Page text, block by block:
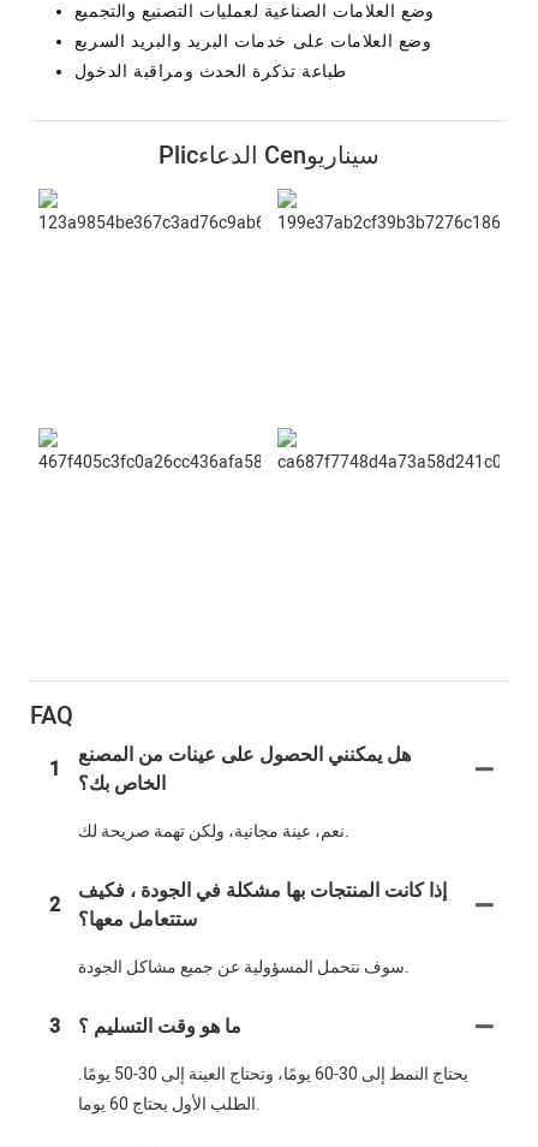
وضع العلامات الصناعية لعمليات التصنيع والتجميع
وضع العلامات على خدمات البريد والبريد السريع
طباعة تذكرة الحدث ومراقبة الدخول
Plicالدعاء Cenسيناريو
FAQ
1
هل يمكنني الحصول على عينات من المصنع
الخاص بك؟
نعم، عينة مجانية، ولكن تهمة صريحة لك.
2
إذا كانت المنتجات بها مشكلة في الجودة ، فكيف
ستتعامل معها؟
سوف نتحمل المسؤولية عن جميع مشاكل الجودة.
3 ما هو وقت التسليم ؟
يحتاج النمط إلى 30-60 يومًا، وتحتاج العينة إلى 30-50 يومًا.
الطلب الأول يحتاج 60 يوما.